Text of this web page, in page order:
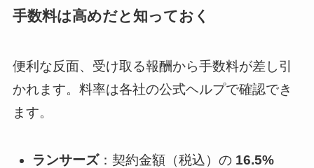
手数料は高めだと知っておく
便利な反面、受け取る報酬から手数料が差し引
かれます。料率は各社の公式ヘルプで確認でき
ます。
ランサーズ：契約金額（税込）の 16.5%